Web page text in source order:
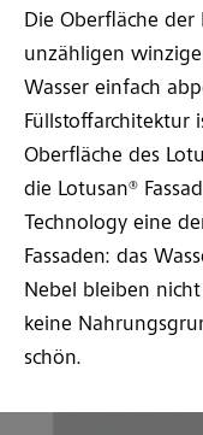
Die Oberfläche der
unzähligen
Wasser einfach
Füllstoffarchitektur
Oberfläche des
die Lotusan®
Technology eine
Fassaden: das
Nebel bleiben
keine
schön.